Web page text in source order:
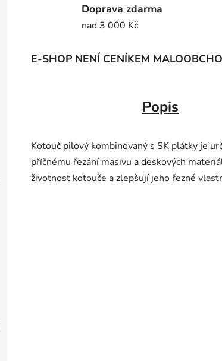
Doprava zdarma
nad 3 000 Kč
E-SHOP NENÍ CENÍKEM
Popis
Kotouč pilový kombinovaný s SK plátky je
příčnému řezání masivu a deskových
životnost kotouče a zlepšují jeho řezné